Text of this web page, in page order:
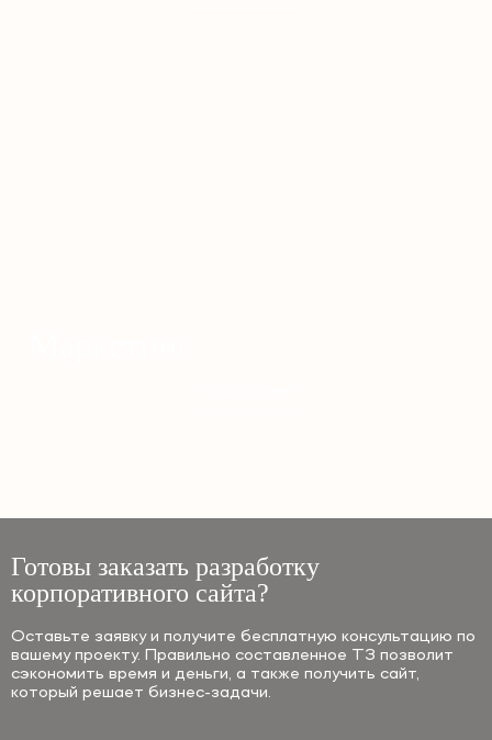
Готовы заказать разработку
корпоративного сайта?
Оставьте заявку и получите бесплатную консультацию по
вашему проекту. Правильно составленное ТЗ позволит
сэкономить время и деньги, а также получить сайт,
который решает бизнес-задачи.